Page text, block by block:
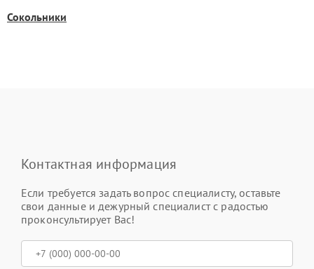
Сокольники
Контактная информация
Если требуется задать вопрос специалисту, оставьте
свои данные и дежурный специалист с радостью
проконсультирует Вас!